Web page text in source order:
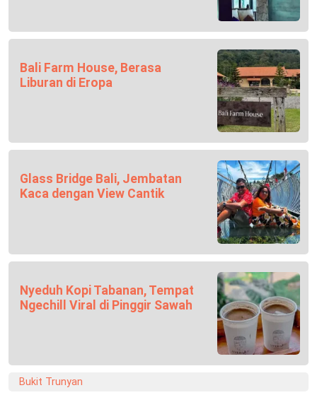
Bali Farm House, Berasa
Liburan di Eropa
Glass Bridge Bali, Jembatan
Kaca dengan View Cantik
Nyeduh Kopi Tabanan, Tempat
Ngechill Viral di Pinggir Sawah
Bukit Trunyan